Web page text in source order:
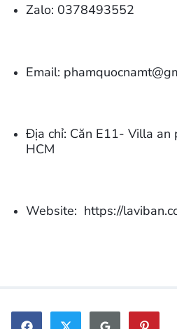
Zalo: 0378493552
Email:
Địa chỉ: Căn E11- Villa an
HCM
Website: https://